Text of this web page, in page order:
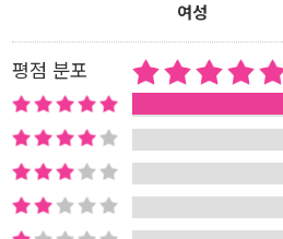
여성
평점 분포